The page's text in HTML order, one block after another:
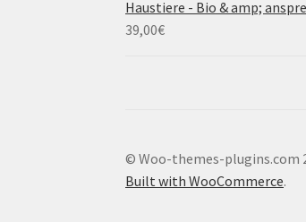
Haustiere - Bio & amp;
39,00€
© Woo-themes-plugins.com
Built with WooCommerce.